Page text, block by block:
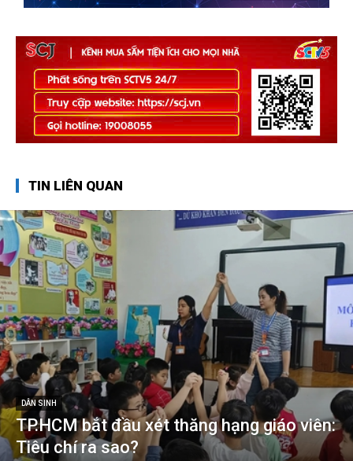
TIN LIÊN QUAN
DÂN SINH
TP.HCM bắt đầu xét thăng hạng giáo viên:
Tiêu chí ra sao?